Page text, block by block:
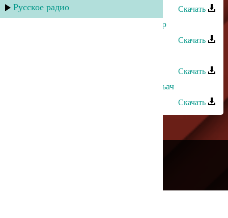
Русское радио Скачать
Замина Шихгасанова - Гъач ккунир
Скачать
Скачать
Оксана Ибрагимова - Мяракайиз гъач
Скачать